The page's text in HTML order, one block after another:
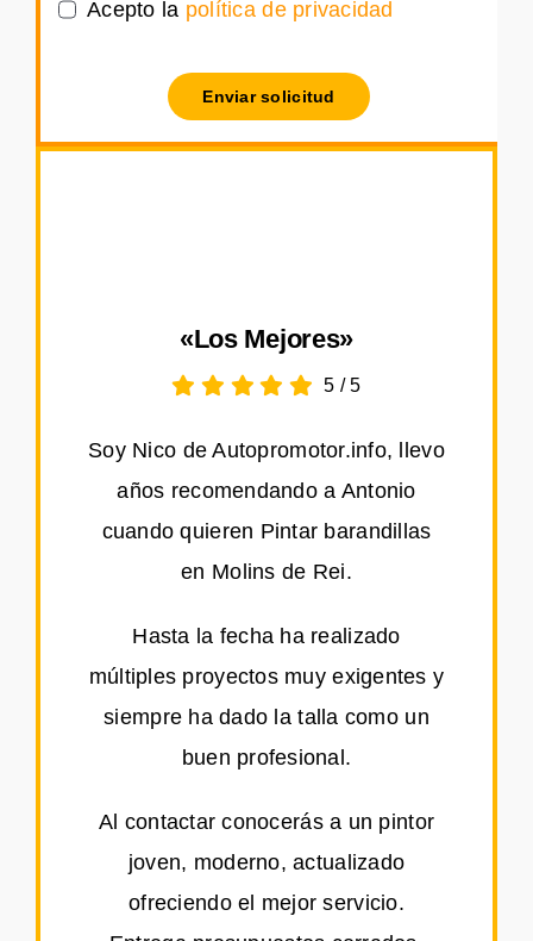
Acepto la política de privacidad
Enviar solicitud
«Los Mejores»
5 /5
Soy Nico de Autopromotor.info, llevo
años recomendando a Antonio
cuando quieren Pintar barandillas
en Molins de Rei.
Hasta la fecha ha realizado
múltiples proyectos muy exigentes y
siempre ha dado la talla como un
buen profesional.
Al contactar conocerás a un pintor
joven, moderno, actualizado
ofreciendo el mejor servicio.